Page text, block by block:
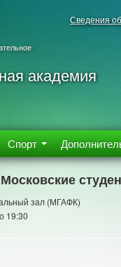
Сведения
академия
Спорт
Московские
зал (МГАФК)
19:30